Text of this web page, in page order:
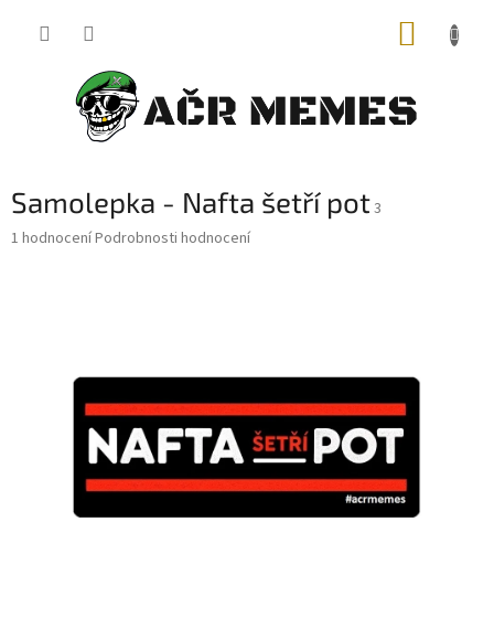
Samolepka - Nafta šetří pot3
Průměrné
hvězdiček.
1 hodnoceníPodrobnosti hodnocení